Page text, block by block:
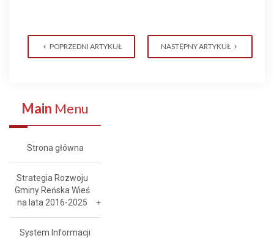
POPRZEDNI ARTYKUŁ NASTĘPNY ARTYKUŁ
Main Menu
Strona główna
Strategia Rozwoju
Gminy Reńska Wieś
na lata 2016-2025
System Informacji